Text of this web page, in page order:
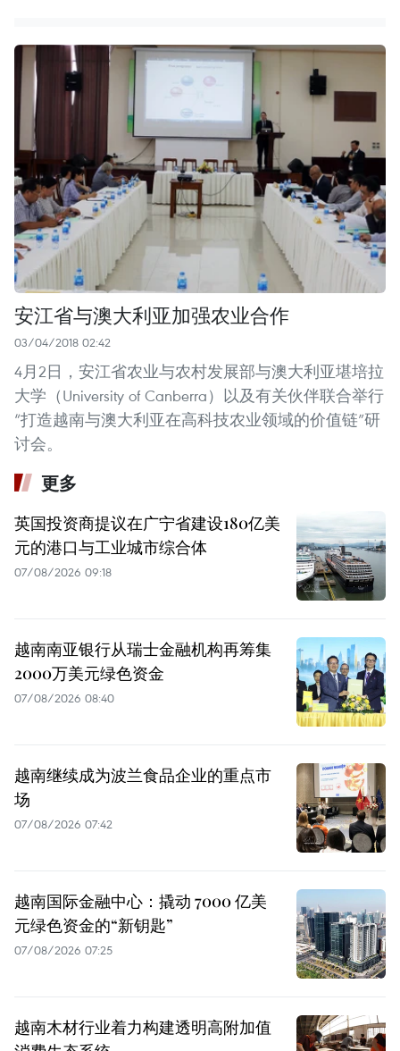
安江省与澳大利亚加强农业合作
03/04/2018 02:42
4月2日，安江省农业与农村发展部与澳大利亚堪培拉
大学（University of Canberra）以及有关伙伴联合举行
“打造越南与澳大利亚在高科技农业领域的价值链”研
讨会。
更多
英国投资商提议在广宁省建设180亿美
元的港口与工业城市综合体
07/08/2026 09:18
越南南亚银行从瑞士金融机构再筹集
2000万美元绿色资金
07/08/2026 08:40
越南继续成为波兰食品企业的重点市
场
07/08/2026 07:42
越南国际金融中心：撬动 7000 亿美
元绿色资金的“新钥匙”
07/08/2026 07:25
越南木材行业着力构建透明高附加值